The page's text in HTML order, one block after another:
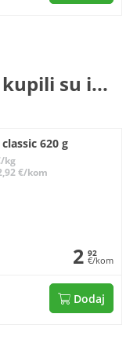
su i...
620 g
kg
€/kom
2 92
€/kom
Dodaj